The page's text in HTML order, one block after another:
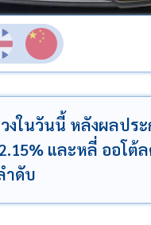
ในวันนี้ หลังผลประ
และหลี่ ออโต้
ำดับ